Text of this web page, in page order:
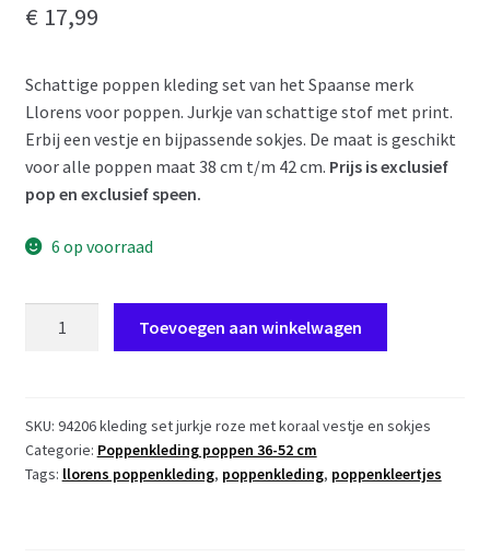
€ 17,99
Schattige poppen kleding set van het Spaanse merk
Llorens voor poppen. Jurkje van schattige stof met print.
Erbij een vestje en bijpassende sokjes. De maat is geschikt
voor alle poppen maat 38 cm t/m 42 cm. Prijs is exclusief
pop en exclusief speen.
6 op voorraad
setje
Llorens
voor
Toevoegen aan winkelwagen
SKU: 94206 kleding set jurkje roze met koraal vestje en sokjes
Categorie: Poppenkleding poppen 36-52 cm
Tags: llorens poppenkleding, poppenkleding, poppenkleertjes